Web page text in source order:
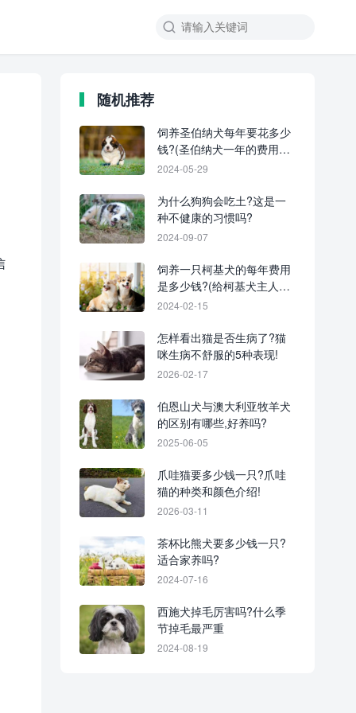
随机推荐
饲养圣伯纳犬每年要花多少
钱?(圣伯纳犬一年的费用开
支明细)
2024-05-29
为什么狗狗会吃土?这是一
种不健康的习惯吗?
2024-09-07
饲养一只柯基犬的每年费用
是多少钱?(给柯基犬主人的
省钱秘诀)
2024-02-15
怎样看出猫是否生病了?猫
咪生病不舒服的5种表现!
2026-02-17
伯恩山犬与澳大利亚牧羊犬
的区别有哪些,好养吗?
2025-06-05
爪哇猫要多少钱一只?爪哇
猫的种类和颜色介绍!
2026-03-11
茶杯比熊犬要多少钱一只?
适合家养吗?
2024-07-16
西施犬掉毛厉害吗?什么季
节掉毛最严重
2024-08-19